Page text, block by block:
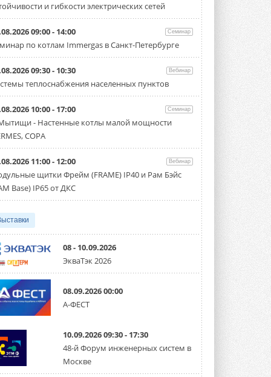
«Датарк» испытал модульный
ЦОД с плотностью 54 кВт на
стойку
Испытания прошли на собственной
производственной площадке и были ...
3 АВГУСТА 2026
Samsung выпускает VRF-
систему DVM на R32
производительностью от 22,4 до 56 кВт.
Суммарная длина трубопроводов ...
итоги конкурса студенческих
проектов «ТИМ-лидеры 2026»
Новый сезон конкурса «ТИМ-лидеры»
стартует уже в сентябре 2026 года ...
3 АВГУСТА 2026
партнёрство за Уралом
Президент Омского землячества в
Москве Михаил Тимошенко посетил
Омск с трёхдневным рабочим визитом ...
31 ИЮЛЯ 2026
Carrier модернизирует
флагманский чиллер AquaEdge
работающую на хладагенте R1234ze ...
31 ИЮЛЯ 2026
Mitsubishi расширяет
и гибкости электрических сетей
09:00 - 14:00 Семинар
по котлам Immergas в Санкт-Петербурге
09:30 - 10:30 Вебинар
теплоснабжения населенных пунктов
10:00 - 17:00 Семинар
- Настенные котлы малой мощности
COPA
11:00 - 12:00 Вебинар
щитки Фрейм (FRAME) IP40 и Рам Бэйс
Base) IP65 от ДКС
08 - 10.09.2026
ЭкваТэк 2026
08.09.2026 00:00
А-ФЕСТ
10.09.2026 09:30 - 17:30
48-й Форум инженерных систем в
Москве